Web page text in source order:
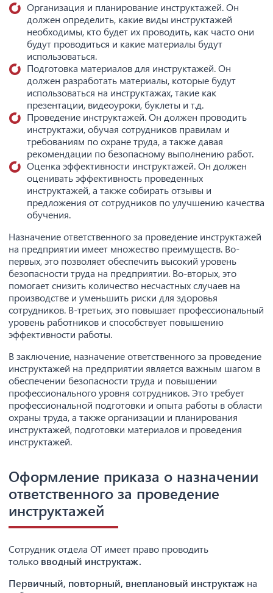
Организация и планирование инструктажей. Он
должен определить, какие виды инструктажей
необходимы, кто будет их проводить, как часто они
будут проводиться и какие материалы будут
использоваться.
Подготовка материалов для инструктажей. Он
должен разработать материалы, которые будут
использоваться на инструктажах, такие как
презентации, видеоуроки, буклеты и т.д.
Проведение инструктажей. Он должен проводить
инструктажи, обучая сотрудников правилам и
требованиям по охране труда, а также давая
рекомендации по безопасному выполнению работ.
Оценка эффективности инструктажей. Он должен
оценивать эффективность проведенных
инструктажей, а также собирать отзывы и
предложения от сотрудников по улучшению качества
обучения.
Назначение ответственного за проведение инструктажей
на предприятии имеет множество преимуществ. Во-
первых, это позволяет обеспечить высокий уровень
безопасности труда на предприятии. Во-вторых, это
помогает снизить количество несчастных случаев на
производстве и уменьшить риски для здоровья
сотрудников. В-третьих, это повышает профессиональный
уровень работников и способствует повышению
эффективности работы.
В заключение, назначение ответственного за проведение
инструктажей на предприятии является важным шагом в
обеспечении безопасности труда и повышении
профессионального уровня сотрудников. Это требует
профессиональной подготовки и опыта работы в области
охраны труда, а также организации и планирования
инструктажей, подготовки материалов и проведения
инструктажей.
Оформление приказа о назначении
ответственного за проведение
инструктажей
Сотрудник отдела ОТ имеет право проводить
только вводный инструктаж.
Первичный, повторный, внеплановый инструктаж на